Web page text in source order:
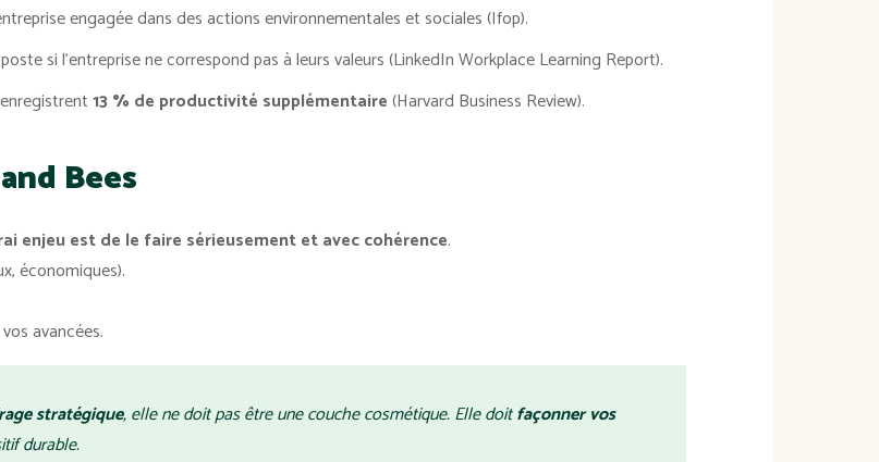
engagée dans des actions environnementales et sociales (Ifop).
si l’entreprise ne correspond pas à leurs valeurs (LinkedIn Workplace Learning Report).
13 % de productivité supplémentaire(Harvard Business Review).
Bees
enjeu est de le faire sérieusement et avec cohérence.
économiques).
avancées.
stratégique, elle ne doit pas être une couche cosmétique. Elle doitfaçonner vos
durable.